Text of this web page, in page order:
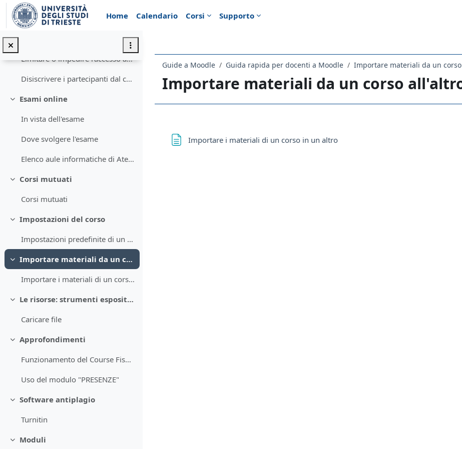
Vai al contenuto principale
Home
Calendario Corsi Supporto
Accesso ed iscrizione: impostazioni predefinite
Limitare l'iscrizione degli studenti
Limitare o impedire l'accesso agli ospiti
Disiscrivere i partecipanti dal corso
Minimizza
Esami online
In vista dell'esame
Dove svolgere l'esame
Elenco aule informatiche di Ateneo
Minimizza
Corsi mutuati
Corsi mutuati
Minimizza
Impostazioni del corso
Impostazioni predefinite di un corso nuovo
Minimizza
Importare materiali da un corso all'altro
Importare i materiali di un corso in un altro
Minimizza
Le risorse: strumenti espositivi
Caricare file
Minimizza
Approfondimenti
Funzionamento del Course Fisher
Uso del modulo "PRESENZE"
Minimizza
Software antiplagio
Turnitin
Minimizza
Moduli
Guide a Moodle Guida rapida per docenti a Moodle Importare materiali da un
Importare materiali da un corso
Importare i materiali di un corso in un altroPagina